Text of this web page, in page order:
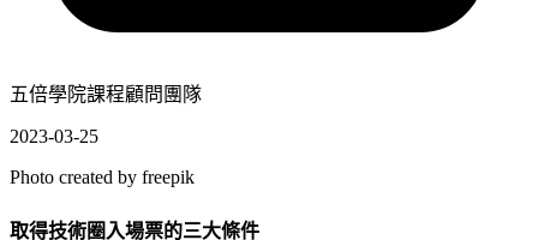
五倍學院課程顧問團隊
2023-03-25
Photo created by freepik
取得技術圈入場票的三大條件